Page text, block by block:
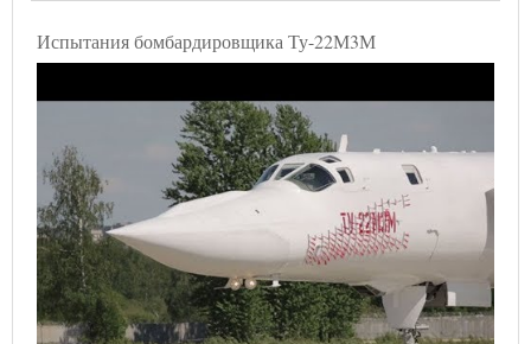
Испытания бомбардировщика Ту-22М3М